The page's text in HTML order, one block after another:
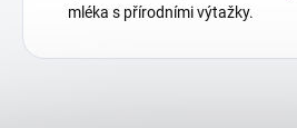
mléka s přírodními výtažky.